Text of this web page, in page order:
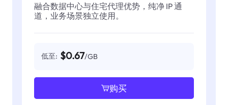
融合数据中心与住宅代理优势，纯净 IP 通
道，业务场景独立使用。
低至: $0.67/GB
购买